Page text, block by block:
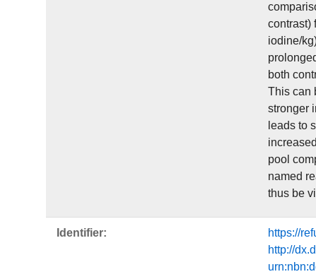
contrast)
iodine/
both
This can
stronger
leads to
pool
named
thus be
Identifier:
https://
http://